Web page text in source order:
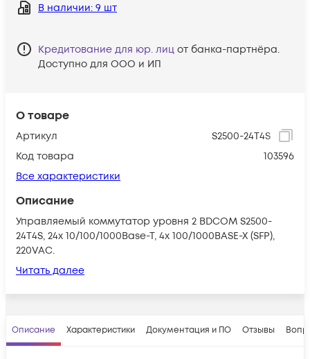
О товаре
Артикул
S2500-24T4S
Код товара
103596
Все характеристики
Описание
Управляемый коммутатор уровня 2 BDCOM S2500-
24T4S, 24x 10/100/1000Base-T, 4x 100/1000BASE-X (SFP),
220VAC.
Читать далее
В наличии: 9 шт
Кредитование для юр. лиц от банка-партнёра.
Доступно для ООО и ИП
Описание Характеристики Документация и ПО Отзывы